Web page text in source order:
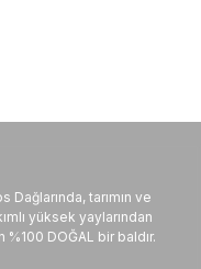
Dağlarında, tarımın ve
yüksek yaylarından
DOĞAL bir baldır.